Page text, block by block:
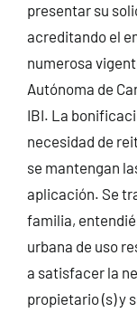
presentar su
acreditando el
numerosa
Autónoma de
IBI. La
necesidad de
se mantengan
aplicación. Se
familia,
urbana de uso
a satisfacer la
propietario (s) y